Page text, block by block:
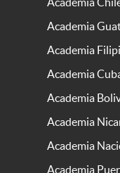
Academia
Academia
Academia
Academia
Academia
Academia
Academia